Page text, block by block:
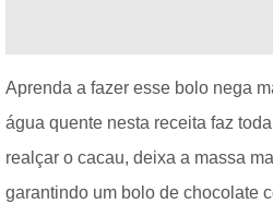
Aprenda a fazer esse bolo nega
água quente nesta receita faz
realçar o cacau, deixa a massa
garantindo um bolo de chocolate